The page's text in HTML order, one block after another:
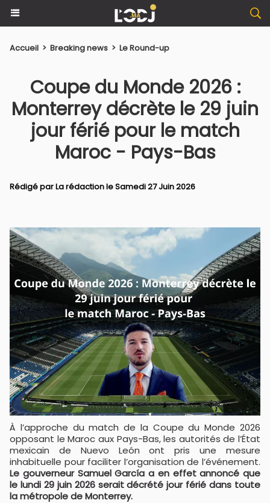
Accueil > Breaking news > Le Round-up
Coupe du Monde 2026 :
Monterrey décrète le 29 juin
jour férié pour le match
Maroc - Pays-Bas
Rédigé par La rédaction le Samedi 27 Juin 2026
À l’approche du match de la Coupe du Monde 2026
opposant le Maroc aux Pays-Bas, les autorités de l’État
mexicain de Nuevo León ont pris une mesure
inhabituelle pour faciliter l’organisation de l’événement.
Le gouverneur Samuel García a en effet annoncé que
le lundi 29 juin 2026 serait décrété jour férié dans toute
la métropole de Monterrey.